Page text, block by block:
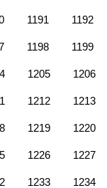
1191 1192
1198 1199
1205 1206
1212 1213
1219 1220
1226 1227
1233 1234